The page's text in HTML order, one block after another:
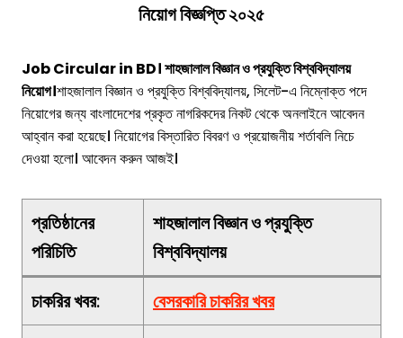
নিয়োগ বিজ্ঞপ্তি ২০২৫
Job Circular in BD। শাহজালাল বিজ্ঞান ও প্রযুক্তি বিশ্ববিদ্যালয়
নিয়োগ।শাহজালাল বিজ্ঞান ও প্রযুক্তি বিশ্ববিদ্যালয়, সিলেট-এ নিম্নোক্ত পদে
নিয়োগের জন্য বাংলাদেশের প্রকৃত নাগরিকদের নিকট থেকে অনলাইনে আবেদন
আহ্বান করা হয়েছে। নিয়োগের বিস্তারিত বিবরণ ও প্রয়োজনীয় শর্তাবলি নিচে
দেওয়া হলো। আবেদন করুন আজই।
প্রতিষ্ঠানের
পরিচিতি
শাহজালাল বিজ্ঞান ও প্রযুক্তি
বিশ্ববিদ্যালয়
চাকরির খবর: বেসরকারি চাকরির খবর